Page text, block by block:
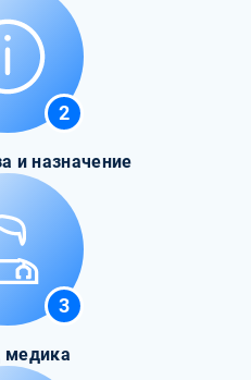
2
и назначение
3
медика